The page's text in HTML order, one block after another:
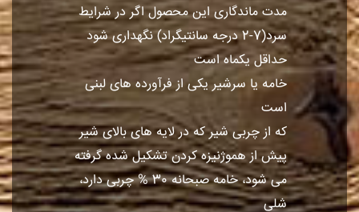
مدت ماندگاری این محصول اگر در شرایط
سرد(7-2 درجه سانتیگراد) نگهداری شود
حداقل یکماه است
خامه یا سرشیر یکی از فرآورده های لبنی
است
که از چربی شیر که در لایه های بالای شیر
پیش از هموژنیزه کردن تشکیل شده گرفته
می شود، خامه صبحانه 30 % چربی دارد،
شلی